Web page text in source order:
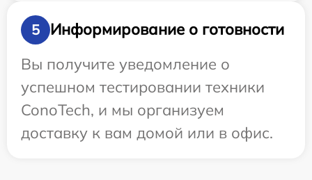
5
Информирование о готовности
Вы получите уведомление о
успешном тестировании техники
ConoTech, и мы организуем
доставку к вам домой или в офис.